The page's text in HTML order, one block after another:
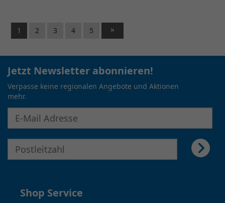
1 2 3 4 5
Jetzt Newsletter abonnieren!
Verpasse keine regionalen Angebote und Aktionen
mehr.
Shop Service